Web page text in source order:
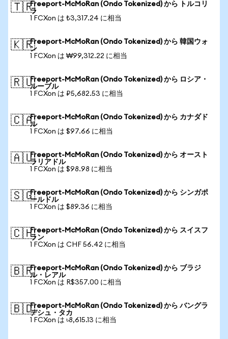
🇹🇷Freeport-McMoRan (Ondo Tokenized) から トルコリ
ラ
1 FCXon は ₺3,317.24 に相当
🇰🇷Freeport-McMoRan (Ondo Tokenized) から 韓国ウォ
ン
1 FCXon は ₩99,312.22 に相当
🇷🇺Freeport-McMoRan (Ondo Tokenized) から ロシア・
ルーブル
1 FCXon は ₽5,682.53 に相当
🇨🇦Freeport-McMoRan (Ondo Tokenized) から カナダド
ル
1 FCXon は $97.66 に相当
🇦🇺Freeport-McMoRan (Ondo Tokenized) から オースト
ラリアドル
1 FCXon は $98.98 に相当
🇸🇬Freeport-McMoRan (Ondo Tokenized) から シンガポ
ールドル
1 FCXon は $89.36 に相当
🇨🇭Freeport-McMoRan (Ondo Tokenized) から スイスフ
ラン
1 FCXon は CHF 56.42 に相当
🇧🇷Freeport-McMoRan (Ondo Tokenized) から ブラジ
ル・レアル
1 FCXon は R$357.00 に相当
🇧🇩Freeport-McMoRan (Ondo Tokenized) から バングラ
デシュ・タカ
1 FCXon は ৳8,615.13 に相当